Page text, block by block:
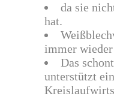
da sie
hat.
immer
Das
unterstützt